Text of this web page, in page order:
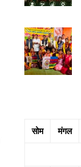
सोम मंगल